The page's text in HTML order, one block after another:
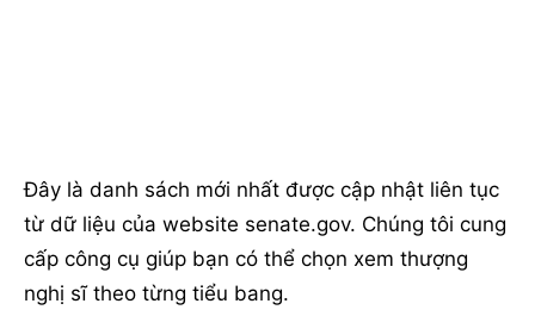
Đây là danh sách mới nhất được cập nhật liên tục
từ dữ liệu của website senate.gov. Chúng tôi cung
cấp công cụ giúp bạn có thể chọn xem thượng
nghị sĩ theo từng tiểu bang.